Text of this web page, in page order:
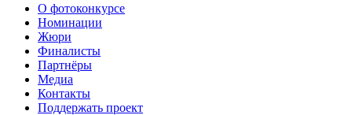
О фотоконкурсе
Номинации
Жюри
Финалисты
Партнёры
Медиа
Контакты
Поддержать проект